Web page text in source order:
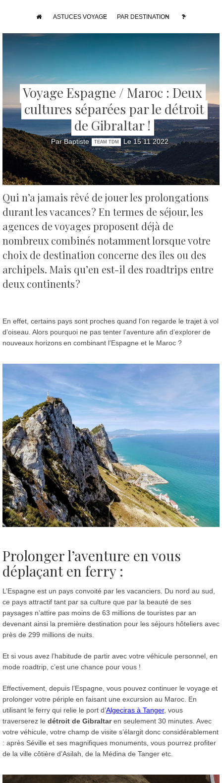
ASTUCES VOYAGE PAR DESTINATION
Voyage Espagne / Maroc : Deux
cultures séparées par le détroit
de Gibraltar !
Par Baptiste TEAM TDM Le 15 11 2022
Qui n’a jamais rêvé de jouer les prolongations
durant les vacances ? En termes de séjour, les
agences de voyages proposent déjà de
nombreux combinés notamment lorsque votre
choix de destination concerne des îles ou des
archipels. Mais qu’en est-il des roadtrips entre
deux continents ?
En effet, certains pays sont proches quand l’on regarde le trajet à vol
d’oiseau. Alors pourquoi ne pas tenter l’aventure afin d’explorer de
nouveaux horizons en combinant l’Espagne et le Maroc ?
Prolonger l’aventure en vous
déplaçant en ferry :
L’Espagne est un pays convoité par les vacanciers. Du nord au sud,
ce pays attractif tant par sa culture que par la beauté de ses
paysages n’attire pas moins de 63 millions de touristes par an
devenant ainsi la première destination pour les séjours hôteliers avec
près de 299 millions de nuits.
Et si vous avez l’habitude de partir avec votre véhicule personnel, en
mode roadtrip, c’est une chance pour vous !
Effectivement, depuis l’Espagne, vous pouvez continuer le voyage et
prolonger votre périple en faisant une excursion au Maroc. En
utilisant le ferry qui relie le port d’Algeciras à Tanger, vous
traverserez le détroit de Gibraltaren seulement 30 minutes. Avec
votre véhicule, votre champ de visite s’élargit donc considérablement
: après Séville et ses magnifiques monuments, vous pourrez profiter
de la ville côtière d’Asilah, de la Médina de Tanger etc.